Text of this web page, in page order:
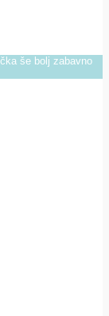
še bolj zabavno